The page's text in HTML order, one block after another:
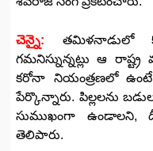
చెన్నై: తమిళనాడులో
గమనిస్నున్నట్లు ఆ
కరోనా నియంత్రణలో ఉంటే
పేర్కొన్నారు. పిల్లలను
సుముఖంగా ఉండాలని,
తెలిపారు.